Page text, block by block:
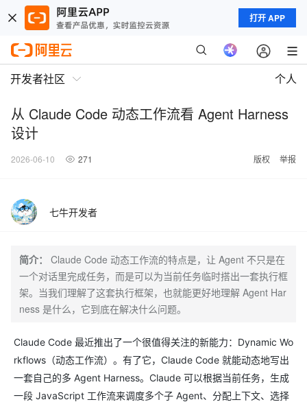
打开 APP
开发者社区 个人
从 Claude Code 动态工作流看 Agent Harness
设计
2026-06-10 271 版权 举报
七牛开发者
简介：
Claude Code 动态工作流的特点是，让 Agent 不只是在
一个对话里完成任务，而是可以为当前任务临时搭出一套执行框
架。当我们理解了这套执行框架，也就能更好地理解 Agent Har
ness 是什么，它到底在解决什么问题。
Claude Code 最近推出了一个很值得关注的新能力：Dynamic Wo
rkflows（动态工作流）。有了它，Claude Code 就能动态地写出
一套自己的多 Agent Harness。Claude 可以根据当前任务，生成
一段 JavaScript 工作流来调度多个子 Agent、分配上下文、选择